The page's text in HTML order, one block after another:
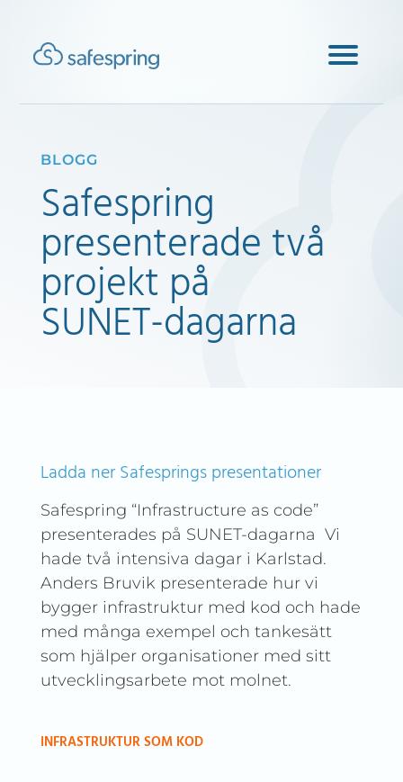
BLOGG
Safespring
presenterade två
projekt på
SUNET-dagarna
Ladda ner Safesprings presentationer
Safespring “Infrastructure as code”
presenterades på SUNET-dagarna Vi
hade två intensiva dagar i Karlstad.
Anders Bruvik presenterade hur vi
bygger infrastruktur med kod och hade
med många exempel och tankesätt
som hjälper organisationer med sitt
utvecklingsarbete mot molnet.
INFRASTRUKTUR SOM KOD